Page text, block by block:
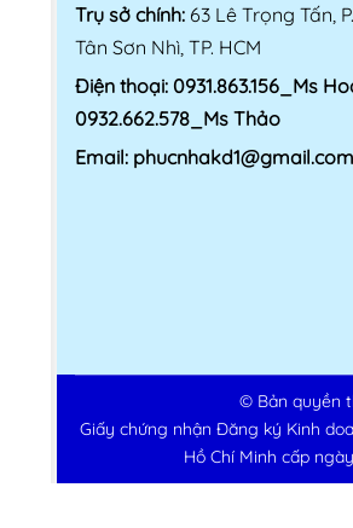
Trụ sở chính: 63 Lê Trọng Tấn, P.
Tân Sơn Nhì, TP. HCM
Điện thoại: 0931.863.156_Ms
0932.662.578_Ms Thảo
Email: phucnhakd1@gmail.com
© Bản quyền
Giấy chứng nhận Đăng ký Kinh
Hồ Chí Minh cấp